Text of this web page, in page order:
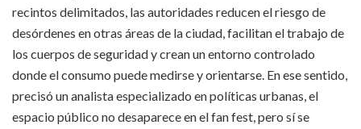
recintos delimitados, las autoridades reducen el riesgo de
desórdenes en otras áreas de la ciudad, facilitan el trabajo de
los cuerpos de seguridad y crean un entorno controlado
donde el consumo puede medirse y orientarse. En ese sentido,
precisó un analista especializado en políticas urbanas, el
espacio público no desaparece en el fan fest, pero sí se